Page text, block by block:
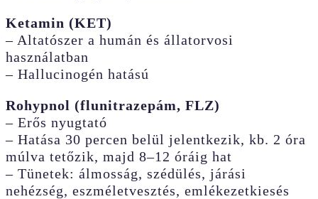
Ketamin (KET)
– Altatószer a humán és állatorvosi
használatban
– Hallucinogén hatású
Rohypnol (flunitrazepám, FLZ)
– Erős nyugtató
– Hatása 30 percen belül jelentkezik, kb. 2 óra
múlva tetőzik, majd 8–12 óráig hat
– Tünetek: álmosság, szédülés, járási
nehézség, eszméletvesztés, emlékezetkiesés